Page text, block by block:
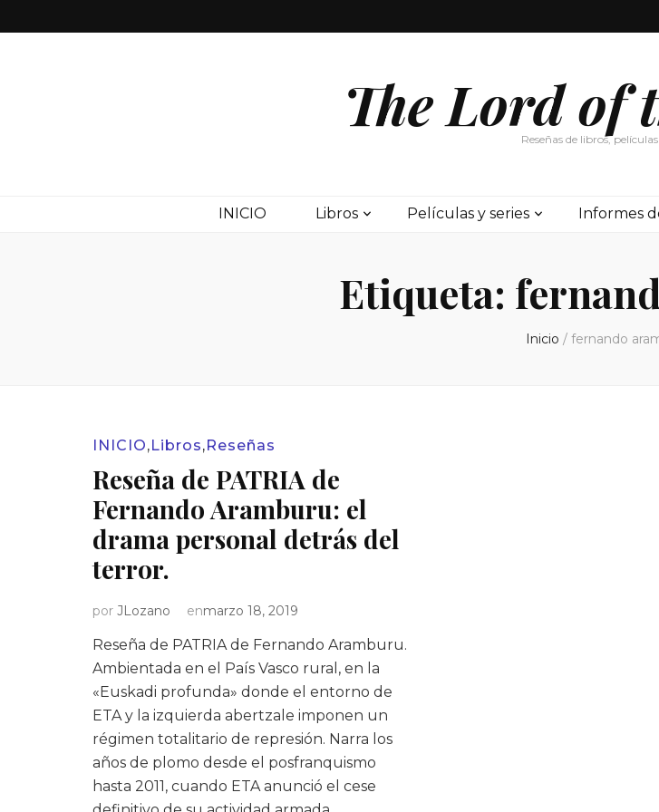
The Lord of
Reseñas de libros,
INICIO Libros Películas y series Informes
Etiqueta:
Inicio / fernando
INICIO,Libros,Reseñas
Reseña de PATRIA de
Fernando Aramburu: el
drama personal detrás del
terror.
por JLozano enmarzo 18, 2019
Reseña de PATRIA de Fernando Aramburu.
Ambientada en el País Vasco rural, en la
«Euskadi profunda» donde el entorno de
ETA y la izquierda abertzale imponen un
régimen totalitario de represión. Narra los
años de plomo desde el posfranquismo
hasta 2011, cuando ETA anunció el cese